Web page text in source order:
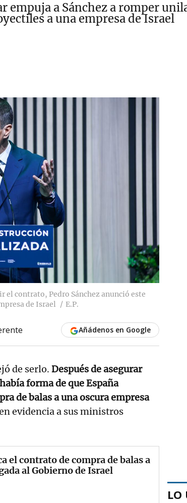
empuja a Sánchez a romper
a una empresa de Israel
el contrato, Pedro Sánchez anunció este
de Israel
E.P.
Añádenos en Google
de serlo. Después de asegurar
forma de que España
de balas a una oscura empresa
evidencia a sus ministros
el contrato de compra de balas a
al Gobierno de Israel
LO